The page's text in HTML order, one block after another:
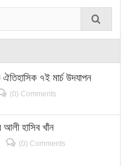
ঐতিহাসিক ৭ই মার্চ উদযাপন
(0) Comments
আলী হাসিব খাঁন
(0) Comments